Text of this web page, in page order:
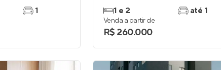
1
1 e 2
até 1
Venda a partir de
R$ 260.000